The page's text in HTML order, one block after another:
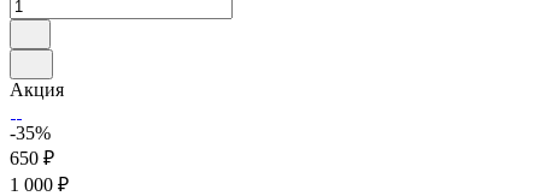
Акция
-35%
650 ₽
1 000 ₽